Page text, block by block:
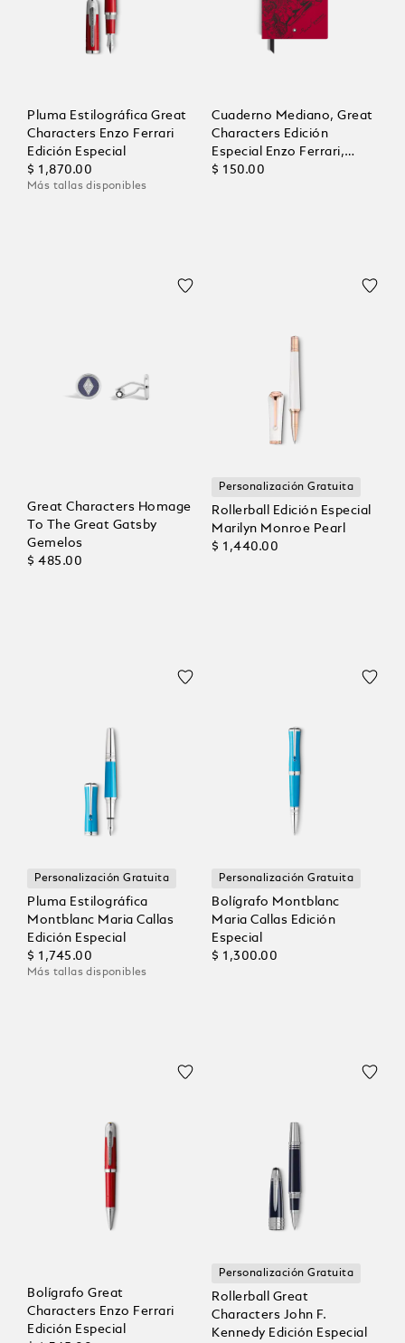
Pluma Estilográfica Great
Characters Enzo Ferrari
Edición Especial
$ 1,870.00
Más tallas disponibles
Cuaderno Mediano, Great
Characters Edición
Especial Enzo Ferrari,
Páginas con Líneas
$ 150.00
Great Characters Homage
To The Great Gatsby
Gemelos
$ 485.00
Personalización Gratuita
Rollerball Edición Especial
Marilyn Monroe Pearl
$ 1,440.00
Personalización Gratuita
Pluma Estilográfica
Montblanc Maria Callas
Edición Especial
$ 1,745.00
Más tallas disponibles
Personalización Gratuita
Bolígrafo Montblanc
Maria Callas Edición
Especial
$ 1,300.00
Bolígrafo Great
Characters Enzo Ferrari
Edición Especial
Personalización Gratuita
Rollerball Great
Characters John F.
Kennedy Edición Especial